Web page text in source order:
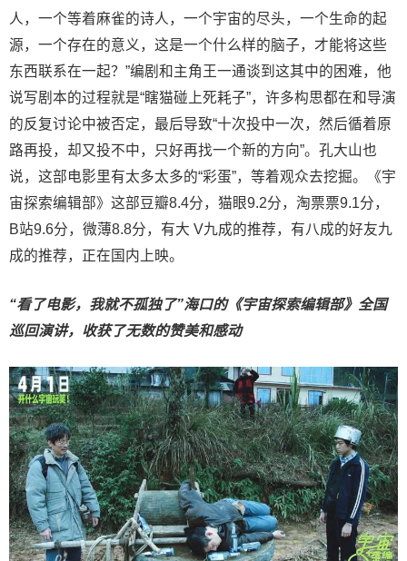
人，一个等着麻雀的诗人，一个宇宙的尽头，一个生命的起
源，一个存在的意义，这是一个什么样的脑子，才能将这些
东西联系在一起？”编剧和主角王一通谈到这其中的困难，他
说写剧本的过程就是“瞎猫碰上死耗子”，许多构思都在和导演
的反复讨论中被否定，最后导致“十次投中一次，然后循着原
路再投，却又投不中，只好再找一个新的方向”。孔大山也
说，这部电影里有太多太多的“彩蛋”，等着观众去挖掘。《宇
宙探索编辑部》这部豆瓣8.4分，猫眼9.2分，淘票票9.1分，
B站9.6分，微薄8.8分，有大 V九成的推荐，有八成的好友九
成的推荐，正在国内上映。
“看了电影， 我就不孤独了”海口的《宇宙探索编辑部》全国
巡回演讲， 收获了无数的赞美和感动